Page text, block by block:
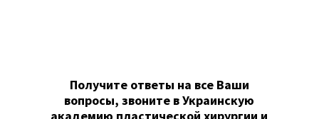
Получите ответы на все Ваши
вопросы, звоните в Украинскую
академию пластической хирургии и